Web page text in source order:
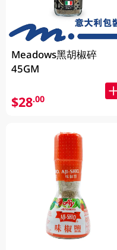
Meadows黑胡椒碎
45GM
$28.00